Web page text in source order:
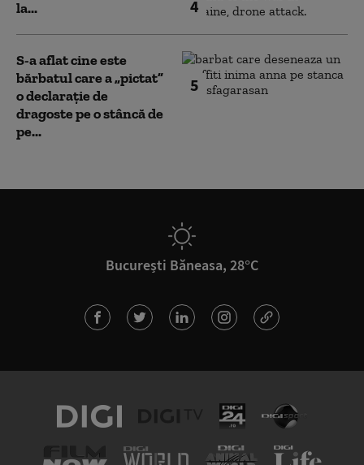
4
la...
5
S-a aflat cine este
bărbatul care a „pictat”
o declarație de
dragoste pe o stâncă de
pe...
București Băneasa, 28°C